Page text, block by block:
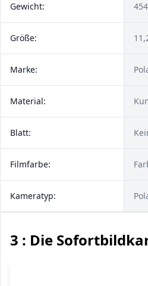
Gewicht:
Größe:
Marke:
Material:
Blatt:
Filmfarbe:
Kameratyp:
3 : Die